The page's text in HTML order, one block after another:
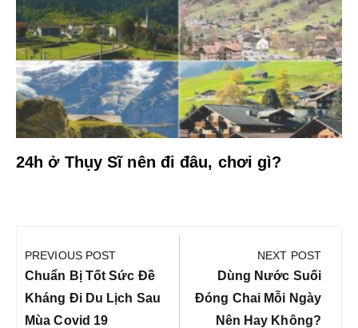
24h ở Thụy Sĩ nên đi đâu, chơi gì?
hướng
bài
viết
PREVIOUS POST
Previous
Post:
Chuẩn Bị Tốt Sức Đề
Kháng Đi Du Lịch Sau
Mùa Covid 19
NEXT POST
Next
Post:
Dùng Nước Suối
Đóng Chai Mỗi Ngày
Nên Hay Không?